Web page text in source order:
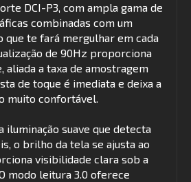
DCI-P3, com ampla gama de
combinadas com um
te fará mergulhar em cada
de 90Hz proporciona
aliada a taxa de amostragem
de toque é imediata e deixa a
muito confortável.
iluminação suave que detecta
o brilho da tela se ajusta ao
visibilidade clara sob a
modo leitura 3.0 oferece